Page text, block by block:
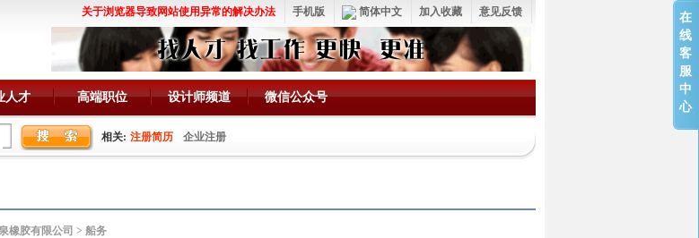
意见反馈
加入收藏
简体中文
手机版
关于浏览器导致网站使用异常的解决办法
人才 高端职位 设计师频道 微信公众号
相关: 注册简历 企业注册
橡胶有限公司 > 船务
在
线
客
服
中
心